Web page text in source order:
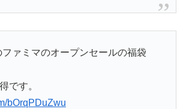
ァミマのオープンセールの福袋
です。
bOrqPDuZwu